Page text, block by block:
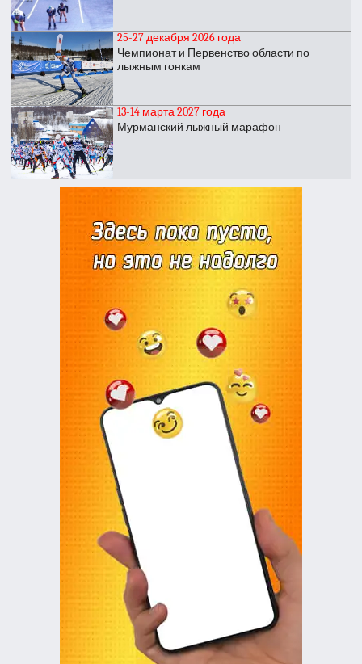
25-27 декабря 2026 года
Чемпионат и Первенство области по
лыжным гонкам
13-14 марта 2027 года
Мурманский лыжный марафон